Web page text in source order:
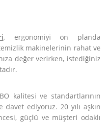
, ergonomiyi ön planda
makinelerinin rahat ve
değer verirken, istediğiniz
kalitesi ve standartlarının
ediyoruz. 20 yılı aşkın
güçlü ve müşteri odaklı